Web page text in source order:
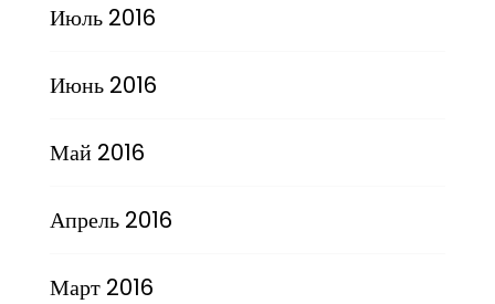
Июль 2016
Июнь 2016
Май 2016
Апрель 2016
Март 2016